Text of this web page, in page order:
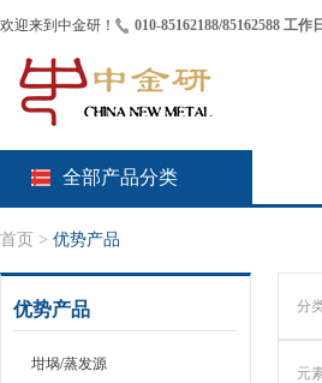
欢迎来到中金研！ 010-85162188/85162588 工作
全部产品分类
首页 > 优势产品
优势产品
坩埚/蒸发源
分
元